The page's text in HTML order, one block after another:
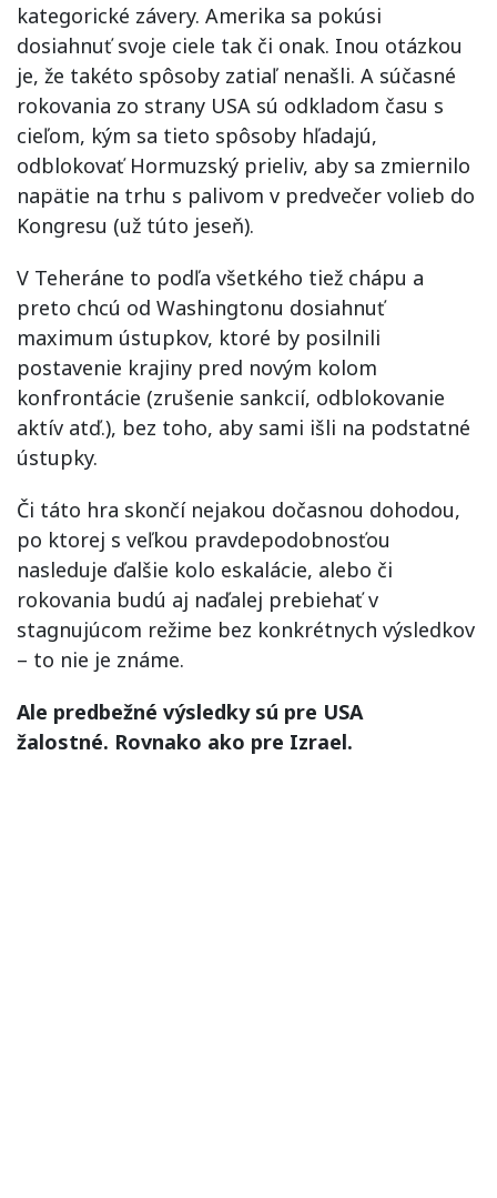
kategorické závery. Amerika sa pokúsi
dosiahnuť svoje ciele tak či onak. Inou otázkou
je, že takéto spôsoby zatiaľ nenašli. A súčasné
rokovania zo strany USA sú odkladom času s
cieľom, kým sa tieto spôsoby hľadajú,
odblokovať Hormuzský prieliv, aby sa zmiernilo
napätie na trhu s palivom v predvečer volieb do
Kongresu (už túto jeseň).
V Teheráne to podľa všetkého tiež chápu a
preto chcú od Washingtonu dosiahnuť
maximum ústupkov, ktoré by posilnili
postavenie krajiny pred novým kolom
konfrontácie (zrušenie sankcií, odblokovanie
aktív atď.), bez toho, aby sami išli na podstatné
ústupky.
Či táto hra skončí nejakou dočasnou dohodou,
po ktorej s veľkou pravdepodobnosťou
nasleduje ďalšie kolo eskalácie, alebo či
rokovania budú aj naďalej prebiehať v
stagnujúcom režime bez konkrétnych výsledkov
– to nie je známe.
Ale predbežné výsledky sú pre USA
žalostné. Rovnako ako pre Izrael.